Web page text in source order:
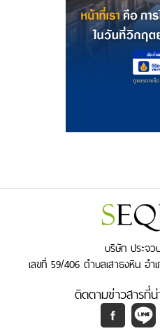
บริษัท ประจว
เลขที่ 59/406 ตำบลเสาธงหิน อ
ติดตามข่าวสารที่น่